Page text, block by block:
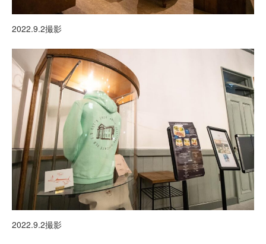
2022.9.2撮影
2022.9.2撮影